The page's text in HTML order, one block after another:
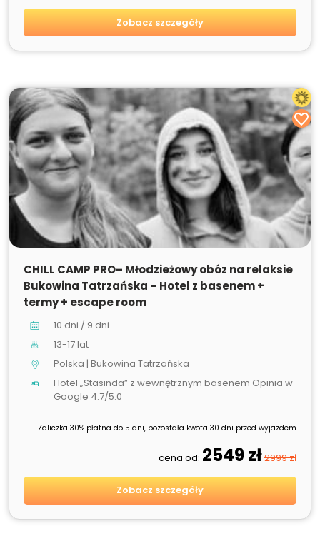
Zobacz szczegóły
SPRZEDANE
CHILL CAMP PRO– Młodzieżowy obóz na relaksie
Bukowina Tatrzańska – Hotel z basenem +
termy + escape room
10 dni / 9 dni
13-17 lat
Polska | Bukowina Tatrzańska
Hotel „Stasinda” z wewnętrznym basenem Opinia w
Google 4.7/5.0
Zaliczka 30% płatna do 5 dni, pozostała kwota 30 dni przed wyjazdem
cena od: 2549 zł2999 zł
Zobacz szczegóły